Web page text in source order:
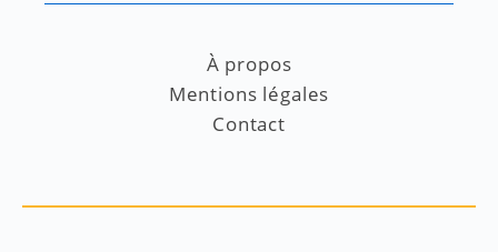
À propos
Mentions légales
Contact